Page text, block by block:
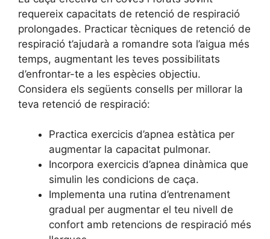
requereix capacitats de retenció de respiració
prolongades. Practicar tècniques de retenció de
respiració t’ajudarà a romandre sota l’aigua més
temps, augmentant les teves possibilitats
d’enfrontar-te a les espècies objectiu.
Considera els següents consells per millorar la
teva retenció de respiració:
Practica exercicis d’apnea estàtica per
augmentar la capacitat pulmonar.
Incorpora exercicis d’apnea dinàmica que
simulin les condicions de caça.
Implementa una rutina d’entrenament
gradual per augmentar el teu nivell de
confort amb retencions de respiració més